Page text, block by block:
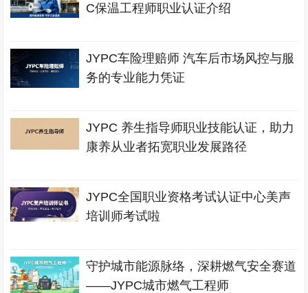
C保温工程师职业认证介绍
JYPC车险理赔师 汽车后市场风控与服
务的专业能力凭证
JYPC 养生指导师职业技能认证，助力
康养从业者拓宽职业发展路径
JYPC全国职业资格考试认证中心美声
培训师考试啦
守护城市能源脉络，深耕燃气安全赛道
——JYPC城市燃气工程师